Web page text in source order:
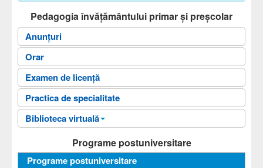
Pedagogia învăţământului primar și preșcolar
Anunțuri
Orar
Examen de licență
Practica de specialitate
Biblioteca virtuală
Fișele disciplinelor
Ghiduri universitare
Programe postuniversitare
Programe postuniversitare